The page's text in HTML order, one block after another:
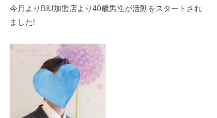
今月よりBIU加盟店より40歳男性が活動をスタートされ
ました!